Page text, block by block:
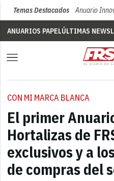
Temas Destacados Anuario
ANUARIOS PAPELÚLTIMAS
CON MI MARCA BLANCA
El primer
Hortalizas de
exclusivos y a
de compras del